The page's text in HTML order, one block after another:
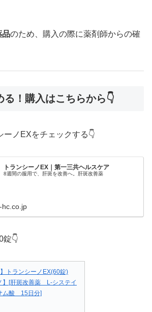
品のため、購入の際に薬剤師からの確
る！購入はこちらから👇
ーノEXをチェックする👇️
トランシーノEX｜第一三共ヘルスケア
8週間の服用で、肝斑を改善へ。肝斑改善薬
hc.co.jp
錠👇️
】トランシーノEX(60錠)
】[肝斑改善薬 L-システイ
ム酸 15日分]